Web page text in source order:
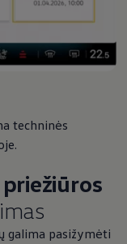
techninės
galima pasižymėti